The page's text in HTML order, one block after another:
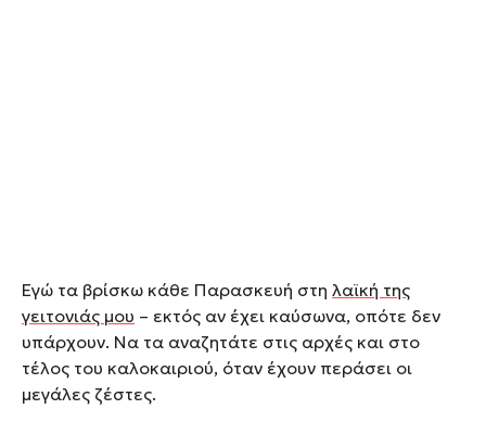
Εγώ τα βρίσκω κάθε Παρασκευή στη λαϊκή της
γειτονιάς μου – εκτός αν έχει καύσωνα, οπότε δεν
υπάρχουν. Να τα αναζητάτε στις αρχές και στο
τέλος του καλοκαιριού, όταν έχουν περάσει οι
μεγάλες ζέστες.